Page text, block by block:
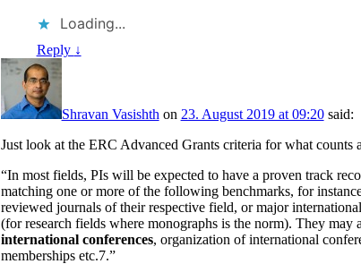
Loading...
Reply ↓
Shravan Vasishth on 23. August 2019 at 09:20 said:
Just look at the ERC Advanced Grants criteria for what counts
“In most fields, PIs will be expected to have a proven track
matching one or more of the following benchmarks, for
reviewed journals of their respective field, or major
(for research fields where monographs is the norm). They may
international conferences, organization of international
memberships etc.7.”